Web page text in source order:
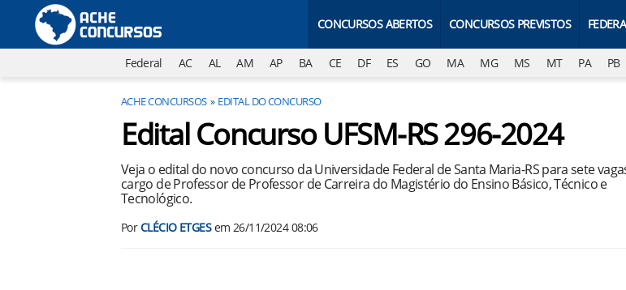
CONCURSOS ABERTOS CONCURSOS PREVISTOS
Federal AC AL AM AP BA CE DF ES GO MA MG MS MT PA PB
ACHE CONCURSOS EDITAL DO CONCURSO
Edital Concurso UFSM-RS 296-2024
Veja o edital do novo concurso da Universidade Federal de Santa Maria-RS para sete
cargo de Professor de Professor de Carreira do Magistério do Ensino Básico, Técnico e
Tecnológico.
PorCLÉCIO ETGESem 26/11/2024 08:06